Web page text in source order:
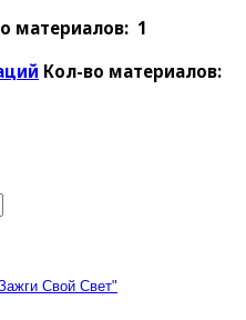
материалов: 1
Кол-во материалов:
Свой Свет"